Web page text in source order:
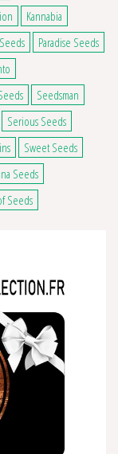
Kannabia
Paradise Seeds
Seedsman
Serious Seeds
Sweet Seeds
Seeds
Seeds